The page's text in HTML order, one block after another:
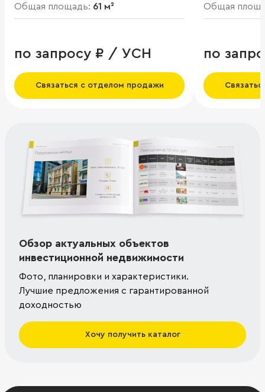
Общая площадь: 61 м²
по запросу ₽ / УСН
Связаться с отделом продажи
Общая
по
Обзор актуальных объектов
инвестиционной недвижимости
Фото, планировки и характеристики.
Лучшие предложения с гарантированной
доходностью
Хочу получить каталог